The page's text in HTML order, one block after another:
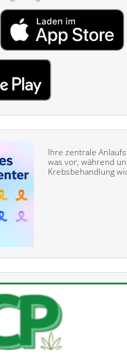
Ihre zentrale
was vor, während
Krebsbehandlung